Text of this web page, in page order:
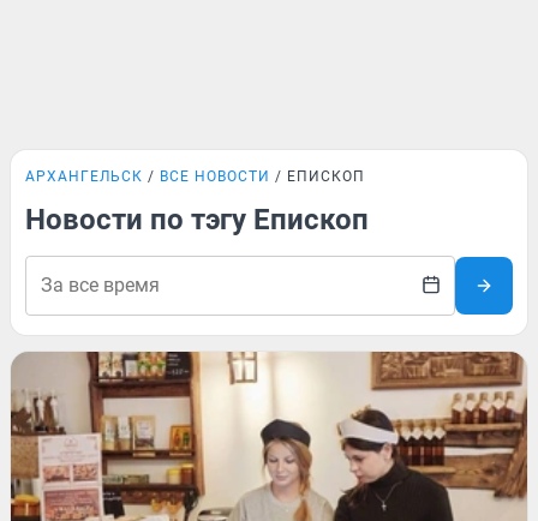
АРХАНГЕЛЬСК ВСЕ НОВОСТИ ЕПИСКОП
Новости по тэгу Епископ